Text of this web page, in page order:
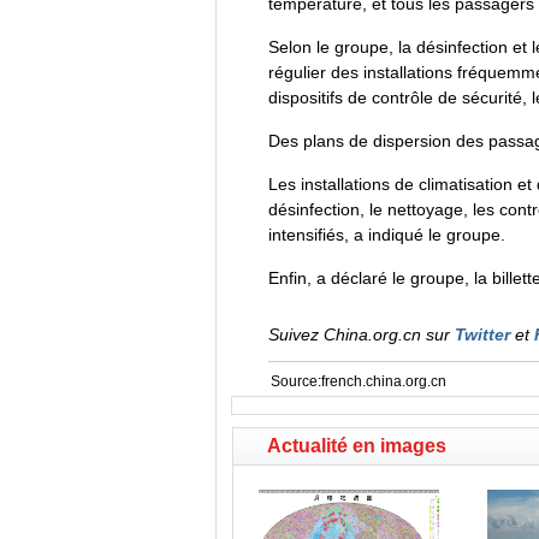
Selon le groupe, la désinfection et
régulier des installations
dispositifs de contrôle de sécurité,
Des plans de dispersion des
Les installations de climatisation
désinfection, le nettoyage, les
intensifiés, a indiqué le groupe.
Enfin, a déclaré le groupe, la
Suivez China.org.cn sur Twitteret
Source:french.china.org.cn